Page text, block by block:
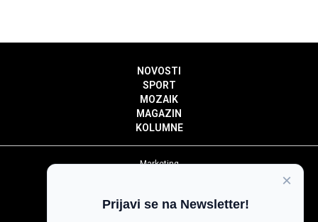
NOVOSTI
SPORT
MOZAIK
MAGAZIN
KOLUMNE
Marketing
Impressum
×
Prijavi se na Newsletter!